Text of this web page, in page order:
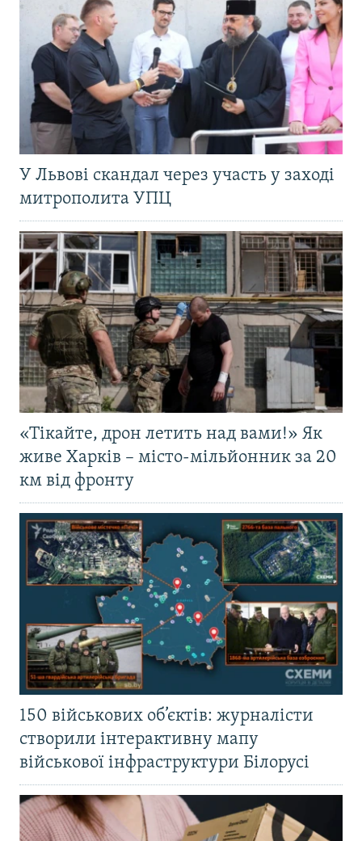
У Львові скандал через участь у заході
митрополита УПЦ
«Тікайте, дрон летить над вами!» Як
живе Харків – місто-мільйонник за 20
км від фронту
150 військових об’єктів: журналісти
створили інтерактивну мапу
військової інфраструктури Білорусі